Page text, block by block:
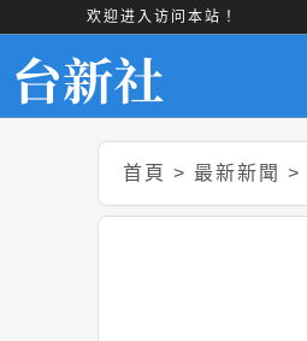
欢迎进入访问本站！
首頁 > 最新新聞 >